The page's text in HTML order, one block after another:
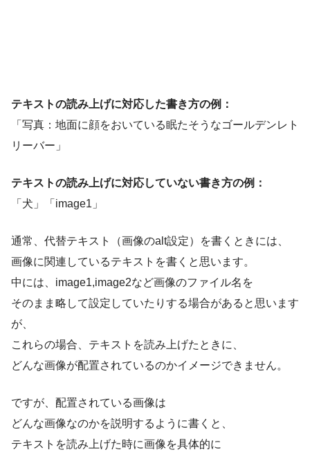
テキストの読み上げに対応した書き方の例：
「写真：地面に顔をおいている眠たそうなゴールデンレト
リーバー」
テキストの読み上げに対応していない書き方の例：
「犬」「image1」
通常、代替テキスト（画像のalt設定）を書くときには、
画像に関連しているテキストを書くと思います。
中には、image1,image2など画像のファイル名を
そのまま略して設定していたりする場合があると思います
が、
これらの場合、テキストを読み上げたときに、
どんな画像が配置されているのかイメージできません。
ですが、配置されている画像は
どんな画像なのかを説明するように書くと、
テキストを読み上げた時に画像を具体的に